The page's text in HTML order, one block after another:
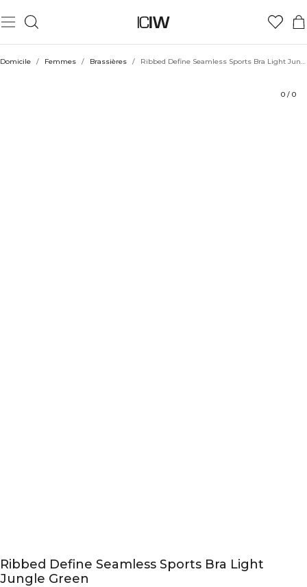
Domicile / Femmes / Brassières / Ribbed Define Seamless Sports Bra Light Jungle Green
0 / 0
Ribbed Define Seamless Sports Bra Light
Jungle Green